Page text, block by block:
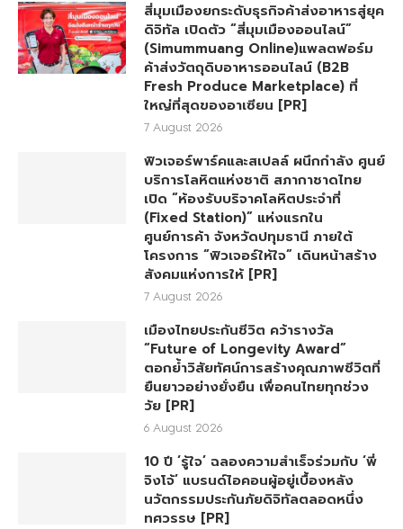
สี่มุมเมืองยกระดับธุรกิจค้าส่งอาหารสู่ยุค
ดิจิทัล เปิดตัว “สี่มุมเมืองออนไลน์”
(Simummuang Online)แพลตฟอร์ม
ค้าส่งวัตถุดิบอาหารออนไลน์ (B2B
Fresh Produce Marketplace) ที่
ใหญ่ที่สุดของอาเซียน [PR]
7 August 2026
ฟิวเจอร์พาร์คและสเปลล์ ผนึกกำลัง ศูนย์
บริการโลหิตแห่งชาติ สภากาชาดไทย
เปิด “ห้องรับบริจาคโลหิตประจำที่
(Fixed Station)” แห่งแรกใน
ศูนย์การค้า จังหวัดปทุมธานี ภายใต้
โครงการ “ฟิวเจอร์ให้ใจ” เดินหน้าสร้าง
สังคมแห่งการให้ [PR]
7 August 2026
เมืองไทยประกันชีวิต คว้ารางวัล
“Future of Longevity Award”
ตอกย้ำวิสัยทัศน์การสร้างคุณภาพชีวิตที่
ยืนยาวอย่างยั่งยืน เพื่อคนไทยทุกช่วง
วัย [PR]
6 August 2026
10 ปี ‘รู้ใจ’ ฉลองความสำเร็จร่วมกับ ‘พี่
จิงโจ้’ แบรนด์ไอคอนผู้อยู่เบื้องหลัง
นวัตกรรมประกันภัยดิจิทัลตลอดหนึ่ง
ทศวรรษ [PR]